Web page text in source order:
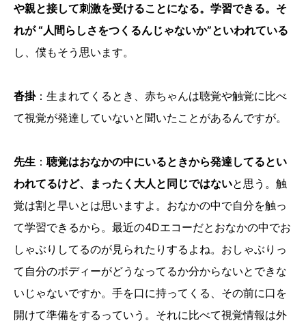
や親と接して刺激を受けることになる。学習できる。そ
れが “人間らしさをつくるんじゃないか”といわれている
し、僕もそう思います。
沓掛：生まれてくるとき、赤ちゃんは聴覚や触覚に比べ
て視覚が発達していないと聞いたことがあるんですが。
先生 ： 聴覚はおなかの中にいるときから発達してるとい
われてるけど、まったく大人と同じではないと思う。触
覚は割と早いとは思いますよ。おなかの中で自分を触っ
て学習できるから。最近の4Dエコーだとおなかの中でお
しゃぶりしてるのが見られたりするよね。おしゃぶりっ
て自分のボディーがどうなってるか分からないとできな
いじゃないですか。手を口に持ってくる、その前に口を
開けて準備をするっていう。それに比べて視覚情報は外